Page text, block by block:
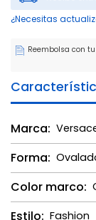
¿Necesitas
Reembolsa con
Marca:
Forma:
Color marco:
Estilo: Fashion